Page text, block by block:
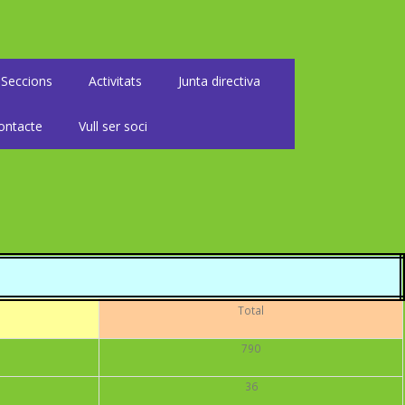
Seccions Activitats Junta directiva
Vull ser soci
Total
790
36